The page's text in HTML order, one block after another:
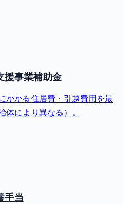
援事業補助金
かかる住居費・引越費用を最
体により異なる）。
手当